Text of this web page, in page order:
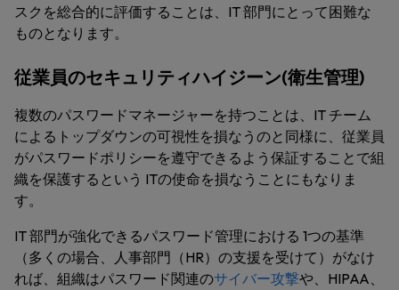
スクを総合的に評価することは、IT 部門にとって困難な
ものとなります。
従業員のセキュリティハイジーン(衛生管理)
複数のパスワードマネージャーを持つことは、IT チーム
によるトップダウンの可視性を損なうのと同様に、従業員
がパスワードポリシーを遵守できるよう保証することで組
織を保護するという ITの使命を損なうことにもなりま
す。
IT 部門が強化できるパスワード管理における 1つの基準
（多くの場合、人事部門（HR）の支援を受けて）がなけ
れば、組織はパスワード関連のサイバー攻撃や、HIPAA、